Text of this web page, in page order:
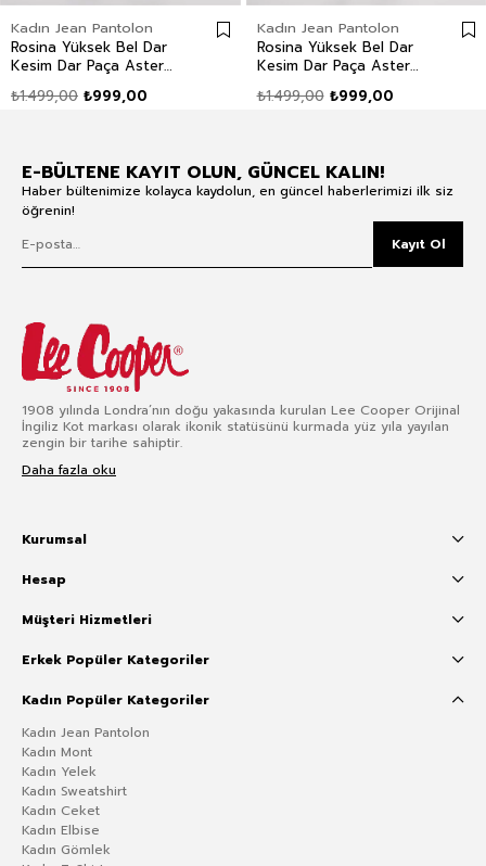
Kadın Jean Pantolon
Rosina Yüksek Bel Dar
Kesim Dar Paça Aster
₺999,00
₺1.499,00
Kadın Jean Pantolon
Rosina Yüksek Bel Dar
Kesim Dar Paça Aster
Pantolon ₺999,00
₺1.499,00
E-BÜLTENE KAYIT OLUN, GÜNCEL KALIN!
Haber bültenimize kolayca kaydolun, en güncel haberlerimizi ilk siz
öğrenin!
Kayıt Ol
1908 yılında Londra’nın doğu yakasında kurulan Lee Cooper Orijinal
İngiliz Kot markası olarak ikonik statüsünü kurmada yüz yıla yayılan
zengin bir tarihe sahiptir.
Daha fazla oku
Kurumsal
Hesap
Müşteri Hizmetleri
Erkek Popüler Kategoriler
Kadın Popüler Kategoriler
Kadın Jean Pantolon
Kadın Mont
Kadın Yelek
Kadın Sweatshirt
Kadın Ceket
Kadın Elbise
Kadın Gömlek